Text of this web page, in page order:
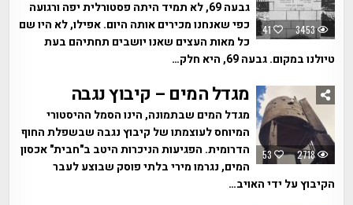
41 3453
גבעה 69, לא תמיד היתה פסטורלית יפה ורגועה
כפי שאנחנו מכירים אותה היום. אפילו, לא היו שם
כל מאות העצים שאנו יושבים תחתיהם בעת
טיולנו במקום. גבעה 69, היא חלק…
53 2718
מגדל המים – קיבוץ נגבה
מגדל המים שבתמונה, הינו הסמל ההיסטורי
המיוחס לעוצמתו של קיבוץ נגבה שבשפלת החוף
הדרומית. הפגיעות הניכרות היטב ב"חבית" אכסון
המים, נגרמו מירי בלתי פוסק שבוצע לעבר
הקיבוץ על ידי האויב…